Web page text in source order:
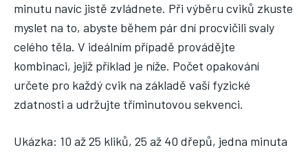
minutu navíc jistě zvládnete. Při výběru cviků zkuste
myslet na to, abyste během pár dní procvičili svaly
celého těla. V ideálním případě provádějte
kombinaci, jejíž příklad je níže. Počet opakování
určete pro každý cvik na základě vaší fyzické
zdatnosti a udržujte tříminutovou sekvenci.
Ukázka: 10 až 25 kliků, 25 až 40 dřepů, jedna minuta